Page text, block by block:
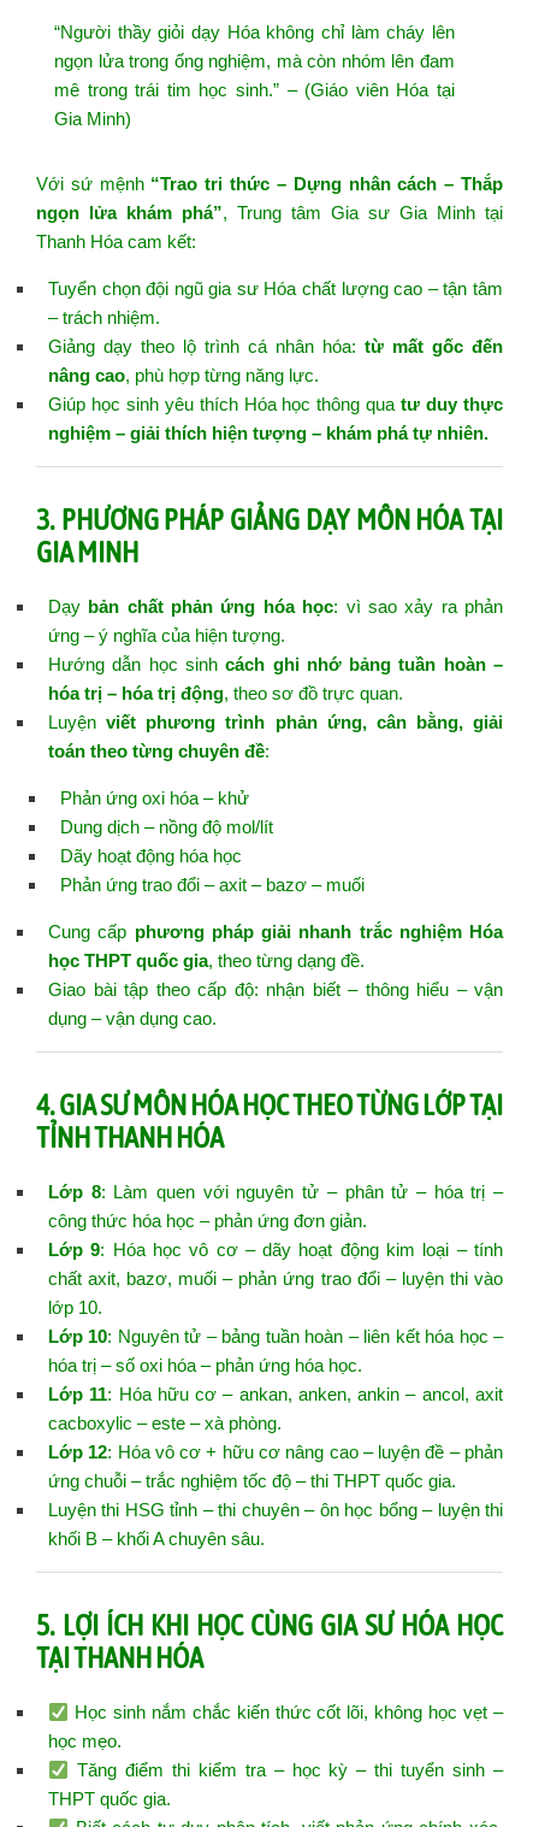
“Người thầy giỏi dạy Hóa không chỉ làm cháy lên
ngọn lửa trong ống nghiệm, mà còn nhóm lên đam
mê trong trái tim học sinh.” – (Giáo viên Hóa tại
Gia Minh)
Với sứ mệnh “Trao tri thức – Dựng nhân cách – Thắp
ngọn lửa khám phá”, Trung tâm Gia sư Gia Minh tại
Thanh Hóa cam kết:
Tuyển chọn đội ngũ gia sư Hóa chất lượng cao – tận tâm
– trách nhiệm.
Giảng dạy theo lộ trình cá nhân hóa: từ mất gốc đến
nâng cao, phù hợp từng năng lực.
Giúp học sinh yêu thích Hóa học thông quatư duy thực
nghiệm – giải thích hiện tượng – khám phá tự nhiên.
3. PHƯƠNG PHÁP GIẢNG DẠY MÔN HÓA TẠI
GIA MINH
Dạy bản chất phản ứng hóa học: vì sao xảy ra phản
ứng – ý nghĩa của hiện tượng.
Hướng dẫn học sinhcách ghi nhớ bảng tuần hoàn –
hóa trị – hóa trị động, theo sơ đồ trực quan.
Luyệnviết phương trình phản ứng, cân bằng, giải
toán theo từng chuyên đề:
Phản ứng oxi hóa – khử
Dung dịch – nồng độ mol/lít
Dãy hoạt động hóa học
Phản ứng trao đổi – axit – bazơ – muối
Cung cấp phương pháp giải nhanh trắc nghiệm Hóa
học THPT quốc gia, theo từng dạng đề.
Giao bài tập theo cấp độ: nhận biết – thông hiểu – vận
dụng – vận dụng cao.
4. GIA SƯ MÔN HÓA HỌC THEO TỪNG LỚP TẠI
TỈNH THANH HÓA
Lớp 8: Làm quen với nguyên tử – phân tử – hóa trị –
công thức hóa học – phản ứng đơn giản.
Lớp 9: Hóa học vô cơ – dãy hoạt động kim loại – tính
chất axit, bazơ, muối – phản ứng trao đổi – luyện thi vào
lớp 10.
Lớp 10: Nguyên tử – bảng tuần hoàn – liên kết hóa học –
hóa trị – số oxi hóa – phản ứng hóa học.
Lớp 11: Hóa hữu cơ – ankan, anken, ankin – ancol, axit
cacboxylic – este – xà phòng.
Lớp 12: Hóa vô cơ + hữu cơ nâng cao – luyện đề – phản
ứng chuỗi – trắc nghiệm tốc độ – thi THPT quốc gia.
Luyện thi HSG tỉnh – thi chuyên – ôn học bổng – luyện thi
khối B – khối A chuyên sâu.
5. LỢI ÍCH KHI HỌC CÙNG GIA SƯ HÓA HỌC
TẠI THANH HÓA
Học sinh nắm chắc kiến thức cốt lõi, không học vẹt –
học mẹo.
Tăng điểm thi kiểm tra – học kỳ – thi tuyển sinh –
THPT quốc gia.